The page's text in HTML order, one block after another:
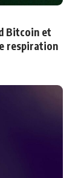
Bitcoin et
respiration